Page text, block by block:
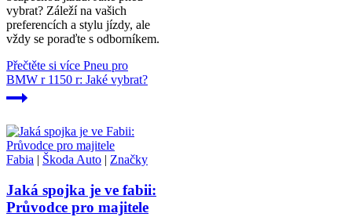
vybrat? Záleží na vašich
preferencích a stylu jízdy, ale
vždy se poraďte s odborníkem.
Přečtěte si více Pneu pro
BMW r 1150 r: Jaké vybrat?
Fabia | Škoda Auto | Značky
Jaká spojka je ve fabii:
Průvodce pro majitele